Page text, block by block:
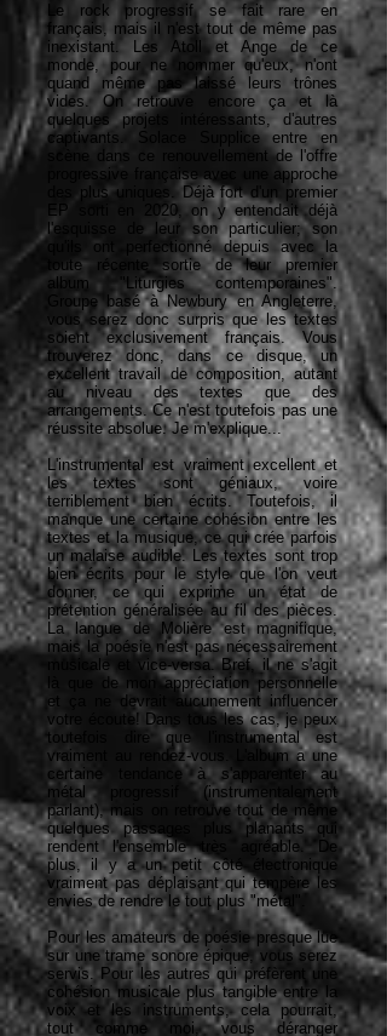
Le rock progressif se fait rare en
français, mais il n'est tout de même pas
inexistant. Les Atoll et Ange de ce
monde, pour ne nommer qu'eux, n'ont
quand même pas laissé leurs trônes
vides. On retrouve encore ça et là
quelques projets intéressants, d'autres
captivants. Solace Supplice entre en
scène dans ce renouvellement de l'offre
progressive française avec une approche
des plus uniques. Déjà fort d'un premier
EP sorti en 2020, on y entendait déjà
l'esquisse de leur son particulier; son
qu'ils ont perfectionné depuis avec la
toute récente sortie de leur premier
album "Liturgies contemporaines".
Groupe basé à Newbury en Angleterre,
vous serez donc surpris que les textes
soient exclusivement français. Vous
trouverez donc, dans ce disque, un
excellent travail de composition, autant
au niveau des textes que des
arrangements. Ce n'est toutefois pas une
réussite absolue. Je m'explique...
L'instrumental est vraiment excellent et
les textes sont géniaux, voire
terriblement bien écrits. Toutefois, il
manque une certaine cohésion entre les
textes et la musique, ce qui crée parfois
un malaise audible. Les textes sont trop
bien écrits pour le style que l'on veut
donner, ce qui exprime un état de
prétention généralisée au fil des pièces.
La langue de Molière est magnifique,
mais la poésie n'est pas nécessairement
musicale et vice-versa. Bref, il ne s'agit
là que de mon appréciation personnelle
et ça ne devrait aucunement influencer
votre écoute! Dans tous les cas, je peux
toutefois dire que l'instrumental est
vraiment au rendez-vous. L'album a une
certaine tendance à s'apparenter au
métal progressif (instrumentalement
parlant), mais on retrouve tout de même
quelques passages plus planants qui
rendent l'ensemble très agréable. De
plus, il y a un petit côté électronique
vraiment pas déplaisant qui tempère les
envies de rendre le tout plus "métal".
Pour les amateurs de poésie presque lue
sur une trame sonore épique, vous serez
servis. Pour les autres qui préfèrent une
cohésion musicale plus tangible entre la
voix et les instruments, cela pourrait,
tout comme moi, vous déranger